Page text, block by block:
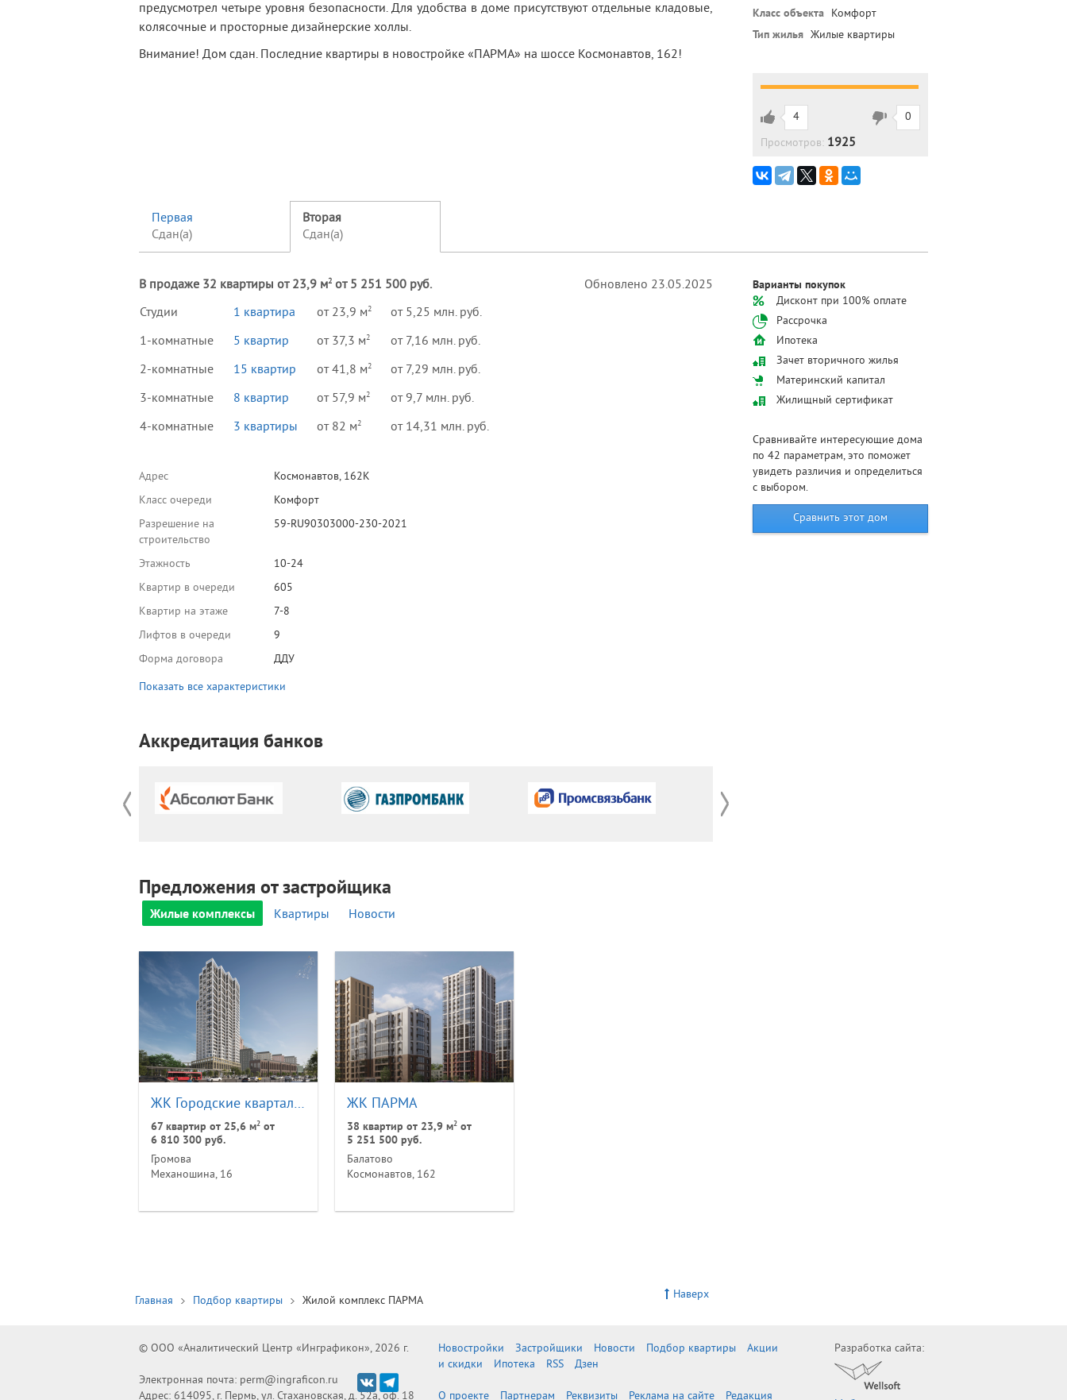
предусмотрел четыре уровня безопасности. Для удобства в доме присутствуют отдельные кладовые,
колясочные и просторные дизайнерские холлы.
Внимание! Дом сдан. Последние квартиры в новостройке «ПАРМА» на шоссе Космонавтов, 162!
Класс объекта Комфорт
Тип жилья Жилые квартиры
4
0
Просмотров: 1925
Первая
Сдан(а)
Вторая
Сдан(а)
В продаже 32 квартиры от 23,9 м2 от 5 251 500 руб.
Обновлено 23.05.2025
Студии
1 квартира от 23,9 м2
от 5,25 млн. руб.
1-комнатные
5 квартир от 37,3 м2
от 7,16 млн. руб.
2-комнатные
15 квартир от 41,8 м2
от 7,29 млн. руб.
3-комнатные
8 квартир от 57,9 м2
от 9,7 млн. руб.
4-комнатные
3 квартиры от 82 м2 от 14,31 млн. руб.
Адрес
Космонавтов, 162К
Класс очереди
Комфорт
Разрешение на
строительство
59-RU90303000-230-2021
Этажность
10-24
Квартир в очереди
605
Квартир на этаже
7-8
Лифтов в очереди
9
Форма договора
ДДУ
Показать все характеристики
Аккредитация банков
Варианты покупок
Дисконт при 100% оплате
Рассрочка
Ипотека
Зачет вторичного жилья
Материнский капитал
Жилищный сертификат
Сравнивайте интересующие дома
по 42 параметрам, это поможет
увидеть различия и определиться
с выбором.
Сравнить этот дом
Предложения от застройщика
Жилые комплексы Квартиры Новости
ЖК Городские кварталы Талан
67 квартир от 25,6 м2 от
6 810 300 руб.
Громова
Механошина, 16
ЖК ПАРМА
38 квартир от 23,9 м2от
5 251 500 руб.
Балатово
Космонавтов, 162
Главная Подбор квартиры Жилой комплекс ПАРМА Наверх
© OОO «Аналитический Центр «Инграфикон», 2026 г.
Электронная почта: perm@ingraficon.ru
Адрес: 614095, г. Пермь, ул. Стахановская, д. 52а, оф. 18
Новостройки Застройщики Новости Подбор квартиры
Акции
и скидки
Ипотека RSS Дзен
О проекте Партнерам Реквизиты Реклама на сайте Редакция
Разработка сайта: